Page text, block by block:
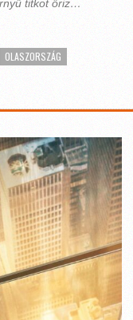
titkot őriz…
OLASZORSZÁG